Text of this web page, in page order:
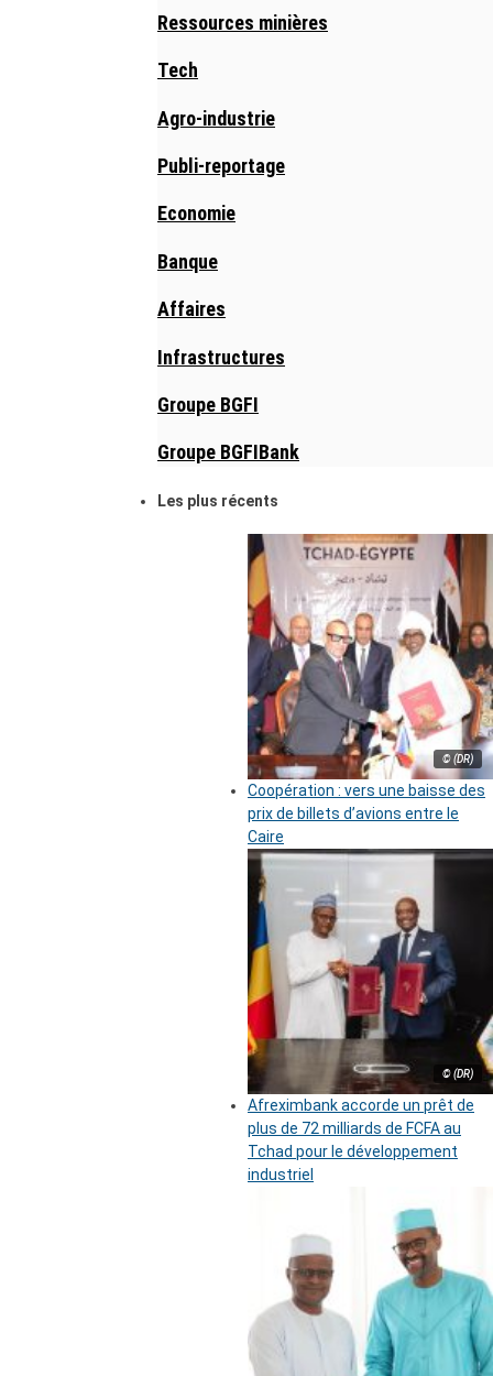
Ressources minières
Tech
Agro-industrie
Publi-reportage
Economie
Banque
Affaires
Infrastructures
Groupe BGFI
Groupe BGFIBank
Les plus récents
© (DR)
Coopération : vers une baisse des
prix de billets d’avions entre le
Caire
© (DR)
Afreximbank accorde un prêt de
plus de 72 milliards de FCFA au
Tchad pour le développement
industriel